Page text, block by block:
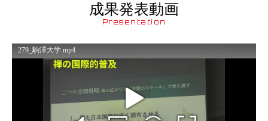
成果発表動画
Presentation